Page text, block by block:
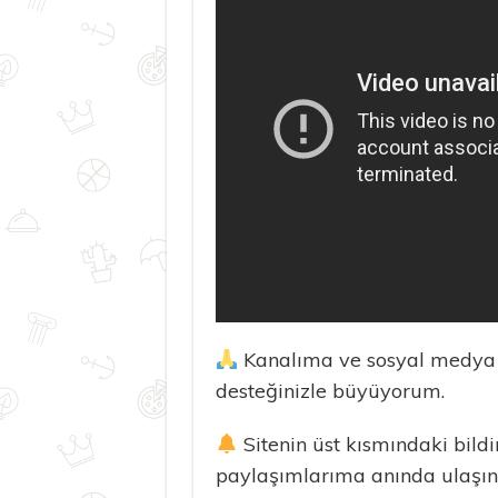
Kanalıma ve sosyal
desteğinizle büyüyorum.
Sitenin üst kısmındaki
paylaşımlarıma anında